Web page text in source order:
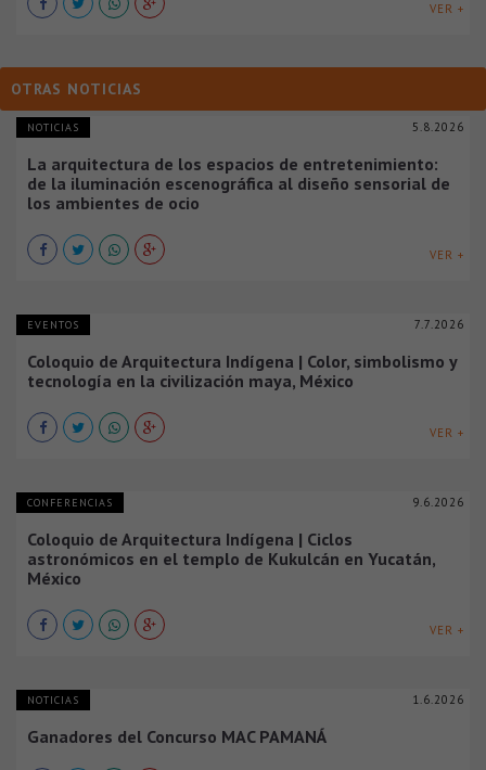
VER +
OTRAS NOTICIAS
NOTICIAS 5.8.2026
La arquitectura de los espacios de entretenimiento:
de la iluminación escenográfica al diseño sensorial de
los ambientes de ocio
VER +
EVENTOS 7.7.2026
Coloquio de Arquitectura Indígena | Color, simbolismo y
tecnología en la civilización maya, México
VER +
CONFERENCIAS 9.6.2026
Coloquio de Arquitectura Indígena | Ciclos
astronómicos en el templo de Kukulcán en Yucatán,
México
VER +
NOTICIAS 1.6.2026
Ganadores del Concurso MAC PAMANÁ